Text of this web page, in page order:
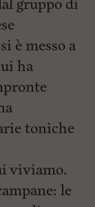
gruppo di
è messo a
ha
toniche
viviamo.
le